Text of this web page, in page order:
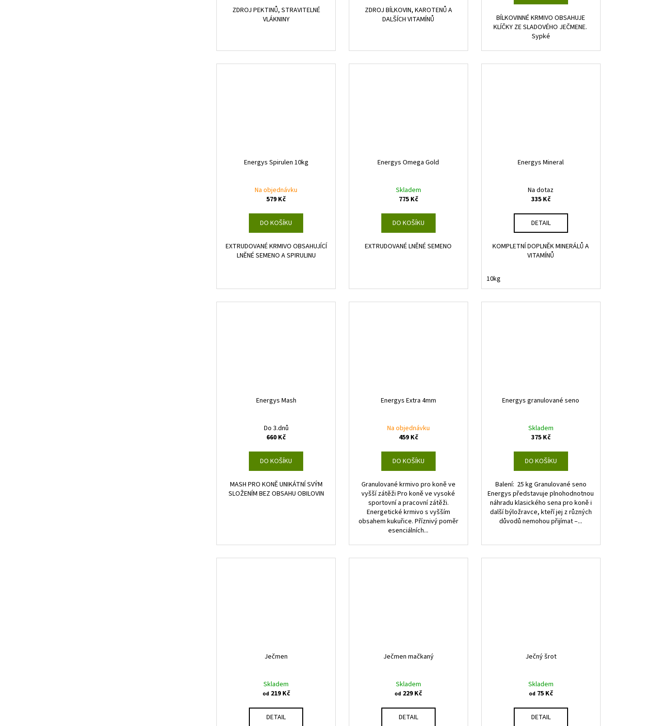
ZDROJ PEKTINŮ, STRAVITELNÉ
VLÁKNINY
ZDROJ BÍLKOVIN, KAROTENŮ A
DALŠÍCH VITAMÍNŮ
BÍLKOVINNÉ KRMIVO OBSAHUJE
KLÍČKY ZE SLADOVÉHO JEČMENE.
Sypké
Energys Spirulen 10kg
Na objednávku
579 Kč
DO KOŠÍKU
EXTRUDOVANÉ KRMIVO OBSAHUJÍCÍ
LNĚNÉ SEMENO A SPIRULINU
Energys Omega Gold
Skladem
775 Kč
DO KOŠÍKU
EXTRUDOVANÉ LNĚNÉ SEMENO
Energys Mineral
Na dotaz
335 Kč
DETAIL
KOMPLETNÍ DOPLNĚK MINERÁLŮ A
VITAMÍNŮ
10kg
Energys Mash
Do 3.dnů
660 Kč
DO KOŠÍKU
MASH PRO KONĚ UNIKÁTNÍ SVÝM
SLOŽENÍM BEZ OBSAHU OBILOVIN
Energys Extra 4mm
Na objednávku
459 Kč
DO KOŠÍKU
Granulované krmivo pro koně ve
vyšší zátěži Pro koně ve vysoké
sportovní a pracovní zátěži.
Energetické krmivo s vyšším
obsahem kukuřice. Příznivý poměr
esenciálních...
Energys granulované seno
Skladem
375 Kč
DO KOŠÍKU
Balení: 25 kg Granulované seno
Energys představuje plnohodnotnou
náhradu klasického sena pro koně i
další býložravce, kteří jej z různých
důvodů nemohou přijímat –...
Ječmen
Skladem
od 219 Kč
DETAIL
Ječmen mačkaný
Skladem
od 229 Kč
DETAIL
Ječný šrot
Skladem
od 75 Kč
DETAIL